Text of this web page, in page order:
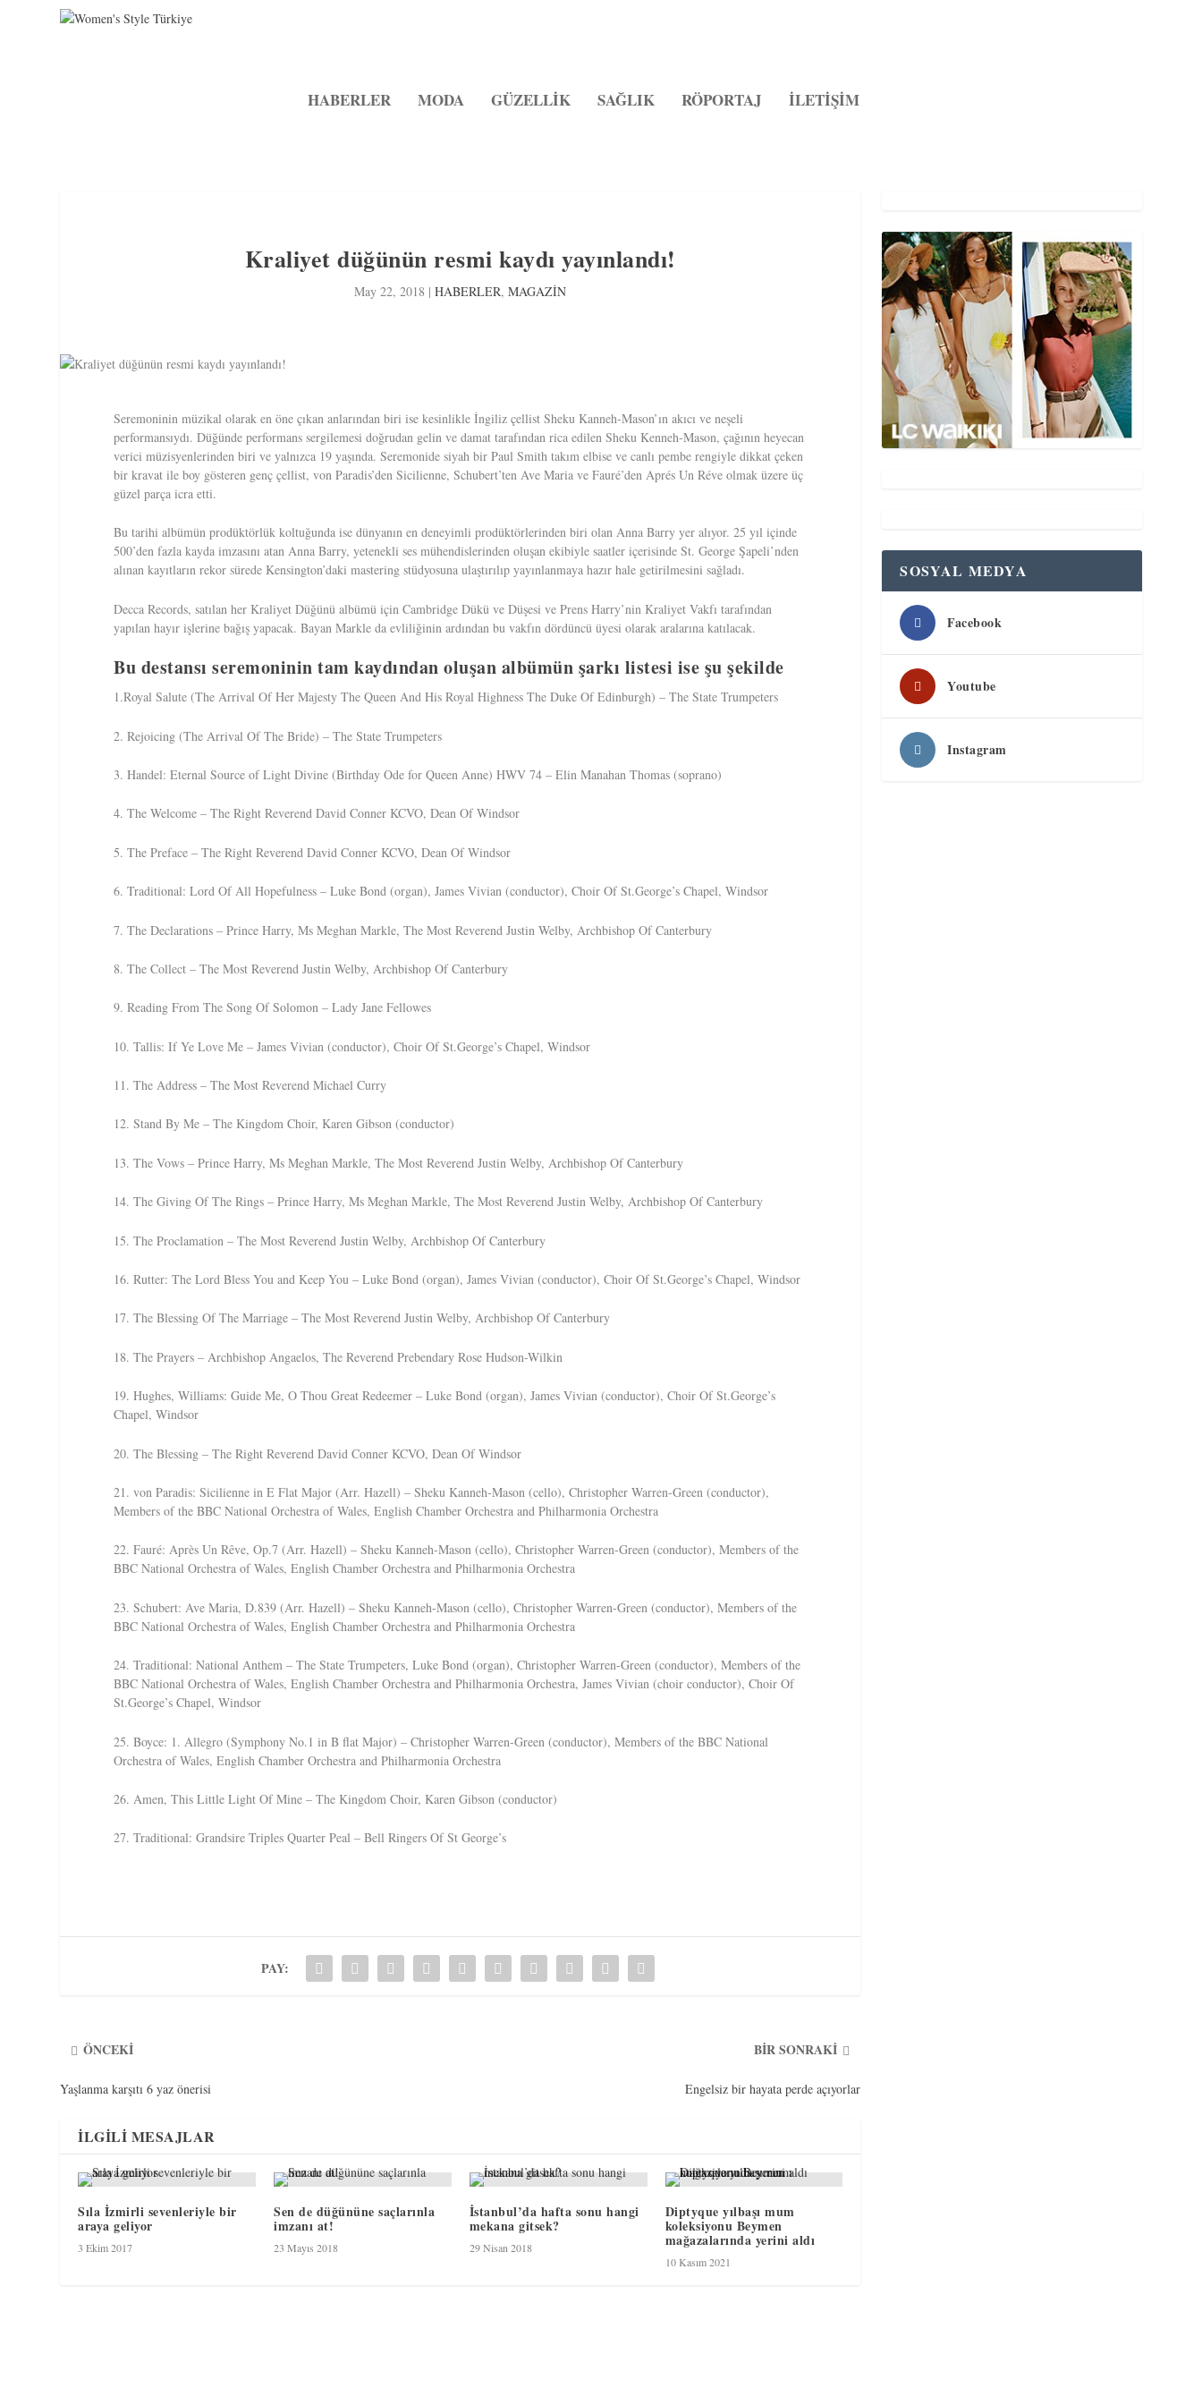
HABERLER MODA GÜZELLİK SAĞLIK RÖPORTAJ İLETİŞİM
Kraliyet düğünün resmi kaydı yayınlandı!
May 22, 2018 |HABERLER,MAGAZİN
Seremoninin müzikal olarak en öne çıkan anlarından biri ise kesinlikle İngiliz çellist Sheku Kanneh-Mason’ın akıcı ve neşeli
performansıydı. Düğünde performans sergilemesi doğrudan gelin ve damat tarafından rica edilen Sheku Kenneh-Mason, çağının heyecan
verici müzisyenlerinden biri ve yalnızca 19 yaşında. Seremonide siyah bir Paul Smith takım elbise ve canlı pembe rengiyle dikkat çeken
bir kravat ile boy gösteren genç çellist, von Paradis’den Sicilienne, Schubert’ten Ave Maria ve Fauré’den Aprés Un Réve olmak üzere üç
güzel parça icra etti.
Bu tarihi albümün prodüktörlük koltuğunda ise dünyanın en deneyimli prodüktörlerinden biri olan Anna Barry yer alıyor. 25 yıl içinde
500’den fazla kayda imzasını atan Anna Barry, yetenekli ses mühendislerinden oluşan ekibiyle saatler içerisinde St. George Şapeli’nden
alınan kayıtların rekor sürede Kensington’daki mastering stüdyosuna ulaştırılıp yayınlanmaya hazır hale getirilmesini sağladı.
Decca Records, satılan her Kraliyet Düğünü albümü için Cambridge Dükü ve Düşesi ve Prens Harry’nin Kraliyet Vakfı tarafından
yapılan hayır işlerine bağış yapacak. Bayan Markle da evliliğinin ardından bu vakfın dördüncü üyesi olarak aralarına katılacak.
Bu destansı seremoninin tam kaydından oluşan albümün şarkı listesi ise şu şekilde
1.Royal Salute (The Arrival Of Her Majesty The Queen And His Royal Highness The Duke Of Edinburgh) – The State Trumpeters
2. Rejoicing (The Arrival Of The Bride) – The State Trumpeters
3. Handel: Eternal Source of Light Divine (Birthday Ode for Queen Anne) HWV 74 – Elin Manahan Thomas (soprano)
4. The Welcome – The Right Reverend David Conner KCVO, Dean Of Windsor
5. The Preface – The Right Reverend David Conner KCVO, Dean Of Windsor
6. Traditional: Lord Of All Hopefulness – Luke Bond (organ), James Vivian (conductor), Choir Of St.George’s Chapel, Windsor
7. The Declarations – Prince Harry, Ms Meghan Markle, The Most Reverend Justin Welby, Archbishop Of Canterbury
8. The Collect – The Most Reverend Justin Welby, Archbishop Of Canterbury
9. Reading From The Song Of Solomon – Lady Jane Fellowes
10. Tallis: If Ye Love Me – James Vivian (conductor), Choir Of St.George’s Chapel, Windsor
11. The Address – The Most Reverend Michael Curry
12. Stand By Me – The Kingdom Choir, Karen Gibson (conductor)
13. The Vows – Prince Harry, Ms Meghan Markle, The Most Reverend Justin Welby, Archbishop Of Canterbury
14. The Giving Of The Rings – Prince Harry, Ms Meghan Markle, The Most Reverend Justin Welby, Archbishop Of Canterbury
15. The Proclamation – The Most Reverend Justin Welby, Archbishop Of Canterbury
16. Rutter: The Lord Bless You and Keep You – Luke Bond (organ), James Vivian (conductor), Choir Of St.George’s Chapel, Windsor
17. The Blessing Of The Marriage – The Most Reverend Justin Welby, Archbishop Of Canterbury
18. The Prayers – Archbishop Angaelos, The Reverend Prebendary Rose Hudson-Wilkin
19. Hughes, Williams: Guide Me, O Thou Great Redeemer – Luke Bond (organ), James Vivian (conductor), Choir Of St.George’s
Chapel, Windsor
20. The Blessing – The Right Reverend David Conner KCVO, Dean Of Windsor
21. von Paradis: Sicilienne in E Flat Major (Arr. Hazell) – Sheku Kanneh-Mason (cello), Christopher Warren-Green (conductor),
Members of the BBC National Orchestra of Wales, English Chamber Orchestra and Philharmonia Orchestra
22. Fauré: Après Un Rêve, Op.7 (Arr. Hazell) – Sheku Kanneh-Mason (cello), Christopher Warren-Green (conductor), Members of the
BBC National Orchestra of Wales, English Chamber Orchestra and Philharmonia Orchestra
23. Schubert: Ave Maria, D.839 (Arr. Hazell) – Sheku Kanneh-Mason (cello), Christopher Warren-Green (conductor), Members of the
BBC National Orchestra of Wales, English Chamber Orchestra and Philharmonia Orchestra
24. Traditional: National Anthem – The State Trumpeters, Luke Bond (organ), Christopher Warren-Green (conductor), Members of the
BBC National Orchestra of Wales, English Chamber Orchestra and Philharmonia Orchestra, James Vivian (choir conductor), Choir Of
St.George’s Chapel, Windsor
25. Boyce: 1. Allegro (Symphony No.1 in B flat Major) – Christopher Warren-Green (conductor), Members of the BBC National
Orchestra of Wales, English Chamber Orchestra and Philharmonia Orchestra
26. Amen, This Little Light Of Mine – The Kingdom Choir, Karen Gibson (conductor)
27. Traditional: Grandsire Triples Quarter Peal – Bell Ringers Of St George’s
PAY:
ÖNCEKI
Yaşlanma karşıtı 6 yaz önerisi
BIR SONRAKI
Engelsiz bir hayata perde açıyorlar
İLGILI MESAJLAR
Sıla İzmirli sevenleriyle bir
araya geliyor
3 Ekim 2017
Sen de düğününe saçlarınla
imzanı at!
23 Mayıs 2018
İstanbul’da hafta sonu hangi
mekana gitsek?
29 Nisan 2018
Diptyque yılbaşı mum
koleksiyonu Beymen
mağazalarında yerini aldı
10 Kasım 2021
SOSYAL MEDYA
Facebook
Youtube
Instagram